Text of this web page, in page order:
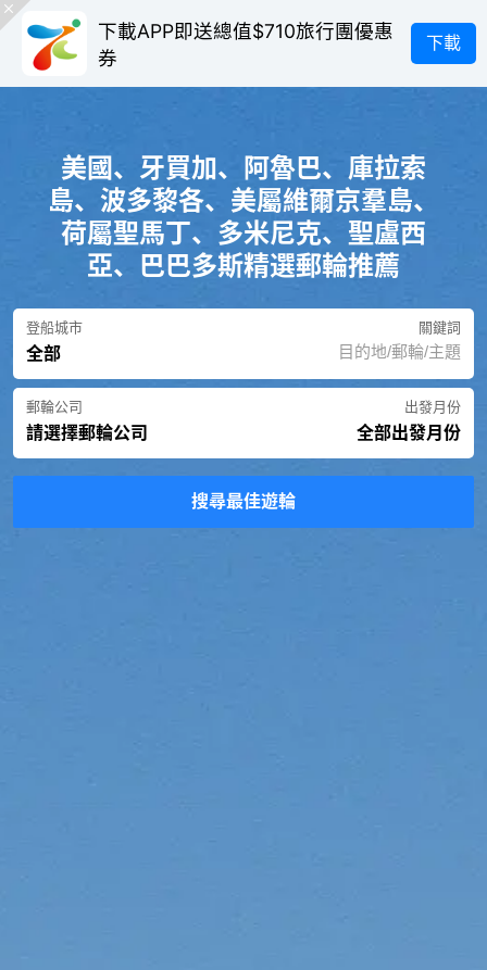
下載APP即送總值$710旅行團優惠
券
下載
美國、牙買加、阿魯巴、庫拉索
島、波多黎各、美屬維爾京羣島、
荷屬聖馬丁、多米尼克、聖盧西
亞、巴巴多斯精選郵輪推薦
登船城市
全部
關鍵詞
郵輪公司
請選擇郵輪公司
出發月份
全部出發月份
搜尋最佳遊輪